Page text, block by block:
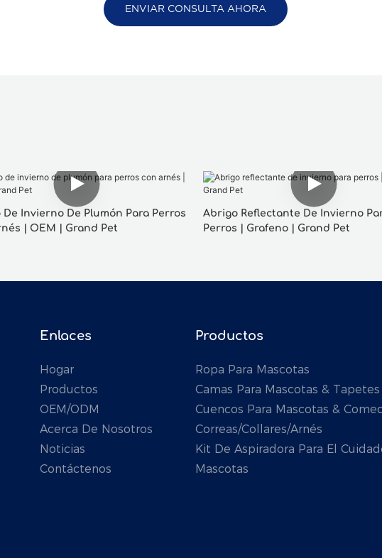
ENVIAR CONSULTA AHORA
Invierno De Plumón Para Perros
| OEM | Grand Pet
Abrigo Reflectante De Invierno
Perros | Grafeno | Grand Pet
Enlaces
Hogar
Productos
OEM/ODM
Acerca De Nosotros
Noticias
Contáctenos
Productos
Ropa Para Mascotas
Camas Para Mascotas & Tapetes
Cuencos Para Mascotas &
Correas/collares/arnés
Kit De Aspiradora Para El
Mascotas